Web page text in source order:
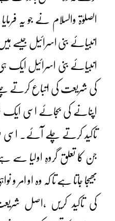
الصلوٰۃ والسلام نے جو یہ
انبیائے بنی اسرائیل جیسے
انبیائے بنی اسرائیل ایک
کی شریعت کی اتباع کرتے
اپنانے کی بجائے اسی ایک
تاکید کرتے چلے آئے۔
جن کا تعلق گروہِ اولیا
بھیجا جاتا ہے تا کہ وہ او امر و
کی تاکید کریں ،اصل